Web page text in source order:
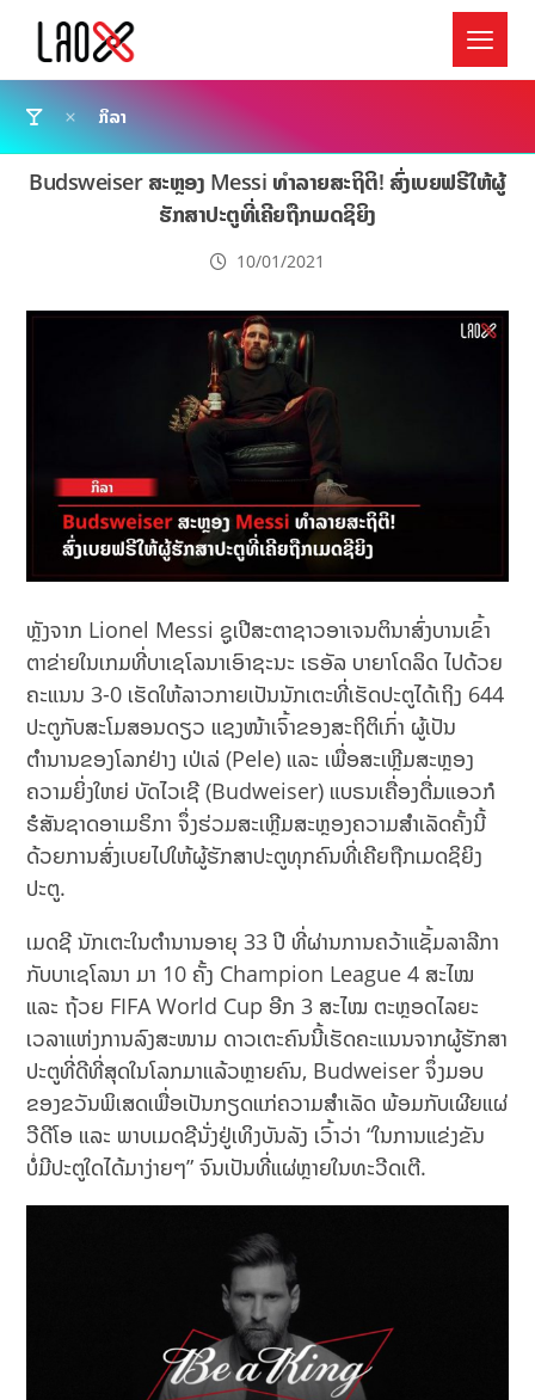
ກິລາ
Budsweiser ສະຫຼອງ Messi ທຳລາຍສະຖິຕິ! ສົ່ງເບຍຟຣີໃຫ້ຜູ້
ຮັກສາປະຕູທີ່ເຄີຍຖືກເມດຊິຍິງ
10/01/2021
ຫຼັງຈາກ Lionel Messi ຊູເປີສະຕາຊາວອາເຈນຕິນາສົ່ງບານເຂົ້າ
ຕາຂ່າຍໃນເກມທີ່ບາເຊໂລນາເອົາຊະນະ ເຣອັລ ບາຍາໂດລິດ ໄປດ້ວຍ
ຄະແນນ 3-0 ເຮັດໃຫ້ລາວກາຍເປັນນັກເຕະທີ່ເຮັດປະຕູໄດ້ເຖິງ 644
ປະຕູກັບສະໂມສອນດຽວ ແຊງໜ້າເຈົ້າຂອງສະຖິຕິເກົ່າ ຜູ້ເປັນ
ຕຳນານຂອງໂລກຢ່າງ ເປ່ເລ່ (Pele) ແລະ ເພື່ອສະເຫຼີມສະຫຼອງ
ຄວາມຍິ່ງໃຫຍ່ ບັດໄວເຊີ (Budweiser) ແບຣນເຄື່ອງດື່ມແອວກໍ
ຮໍສັນຊາດອາເມຣິກາ ຈຶ່ງຮ່ວມສະເຫຼີມສະຫຼອງຄວາມສຳເລັດຄັ້ງນີ້
ດ້ວຍການສົ່ງເບຍໄປໃຫ້ຜູ້ຮັກສາປະຕູທຸກຄົນທີ່ເຄີຍຖືກເມດຊິຍິງ
ປະຕູ.
ເມດຊີ ນັກເຕະໃນຕຳນານອາຍຸ 33 ປີ ທີ່ຜ່ານການຄວ້າແຊັ້ມລາລີກາ
ກັບບາເຊໂລນາ ມາ 10 ຄັ້ງ Champion League 4 ສະໄໝ
ແລະ ຖ້ວຍ FIFA World Cup ອີກ 3 ສະໄໝ ຕະຫຼອດໄລຍະ
ເວລາແຫ່ງການລົງສະໜາມ ດາວເຕະຄົນນີ້ເຮັດຄະແນນຈາກຜູ້ຮັກສາ
ປະຕູທີ່ດີທີ່ສຸດໃນໂລກມາແລ້ວຫຼາຍຄົນ, Budweiser ຈຶ່ງມອບ
ຂອງຂວັນພິເສດເພື່ອເປັນກຽດແກ່ຄວາມສຳເລັດ ພ້ອມກັບເຜີຍແຜ່
ວີດີໂອ ແລະ ພາບເມດຊີນັ່ງຢູ່ເທິງບັນລັງ ເວົ້າວ່າ “ໃນການແຂ່ງຂັນ
ບໍ່ມີປະຕູໃດໄດ້ມາງ່າຍໆ” ຈົນເປັນທີ່ແຜ່ຫຼາຍໃນທະວີດເຕີ.